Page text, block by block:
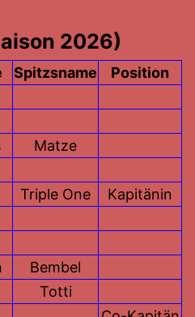
2026)
Spitzsname
Position
Matze
Triple One
Kapitänin
Bembel
Totti